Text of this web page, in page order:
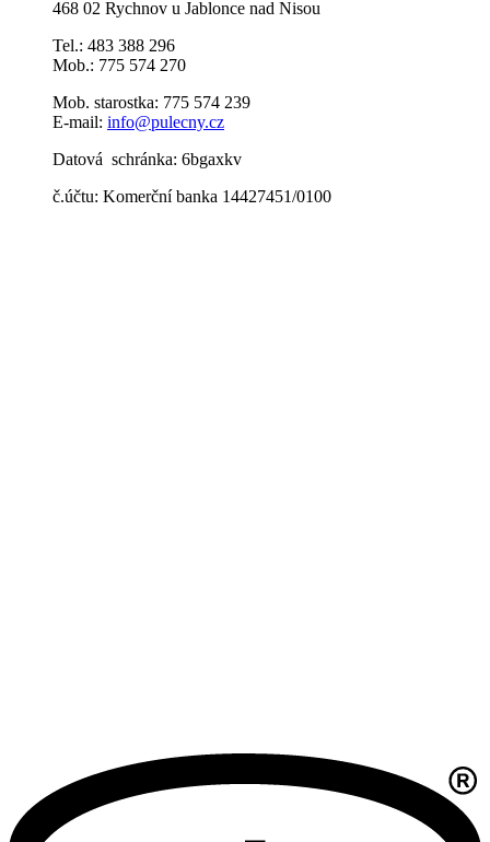
468 02 Rychnov u Jablonce nad Nisou
Tel.: 483 388 296
Mob.: 775 574 270
Mob. starostka: 775 574 239
E-mail: info@pulecny.cz
Datová schránka: 6bgaxkv
č.účtu: Komerční banka 14427451/0100